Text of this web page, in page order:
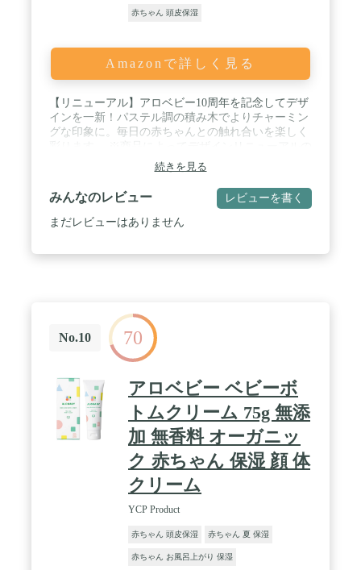
赤ちゃん 頭皮保湿
Amazonで詳しく見る
【リニューアル】アロベビー10周年を記念してデザ
インを一新！パステル調の積み木でよりチャーミン
グな印象に。毎日の赤ちゃんとの触れ合いを楽しく
時期は異なりますが、順次変更予定です。 / 【使い
勝手の良い泡タイプ】99%以上天然由来成分でやさ
しく洗えるヘアシャンプー。敏感な肌にもやさしい
弱酸性・アミノ酸系洗浄成分で必要なうるおいを残
して頭皮のニオイ・ベタつきをしっかり落としま
毛も絡まない】天然成分であるツバキ種子油やホホ
バ種子油等を配合し、しっとりさらさらな手触り
に。 適度な保湿と油分を与えることで皮脂のバラン
スをサポートし、髪をすこやかな状態に保ちます。
また洗いすぎによって起こる頭皮の乾燥もケアしま
す。 / 【目に入ってもしみにくい処方】赤ちゃんを
洗う時に気になるのが泡残し。アロベビー ヘアシャ
ンプーはクリーミーな泡なのに泡切れがよく、さっ
と洗い流せる処方です。さらに目に入ってもしみに
くい処方のため、洗うのを躊躇しがちな生え際付近
もしっかり洗えます。
続きを見る
みんなのレビュー レビューを書く
まだレビューはありません
No.10 70
アロベビー ベビーボ
トムクリーム 75g 無添
加 無香料 オーガニッ
ク 赤ちゃん 保湿 顔 体
クリーム
YCP Product
赤ちゃん 頭皮保湿 赤ちゃん 夏 保湿
赤ちゃん お風呂上がり 保湿